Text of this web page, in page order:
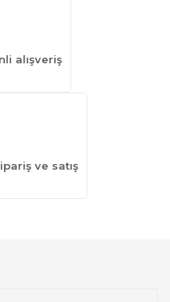
alışveriş
ve satış